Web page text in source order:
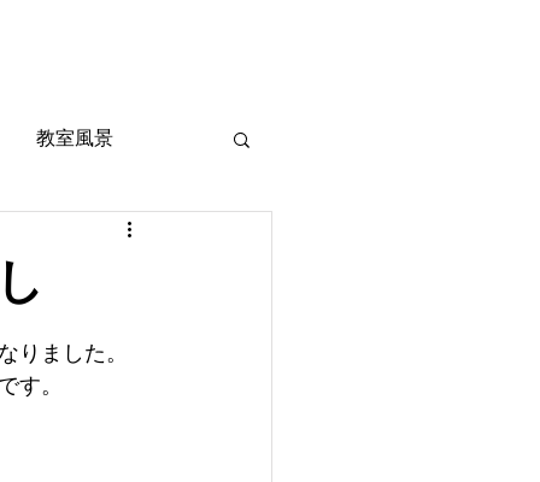
教室風景
りました。
す。